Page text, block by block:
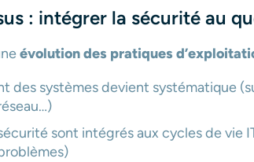
: intégrer la sécurité au
évolution des pratiques
des systèmes devient systématique
sont intégrés aux cycles de vie